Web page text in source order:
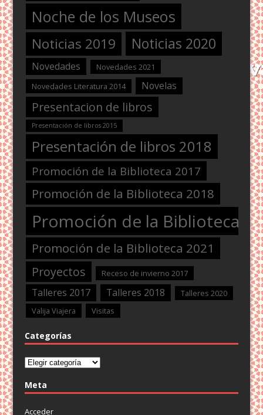
Noche de los Museos
Noticias 2019 Noticias 2020
Novedades
Novedades 2021
Novedades Literatura 2014
Novelas
Presentacion de libros
Presentación de libros 2015
Presentación de libros 2018
Promoción de la Biblioteca 2017
Promoción de la Biblioteca 2018
Promoción de la Biblioteca
Promoción de la Biblioteca 2021
Proyectos Receso de invierno 2017
Talleres 2017 Talleres 2018
Talleres 2020
Valija Viajera
Visitas
Categorías
Categorías
Meta
Acceder